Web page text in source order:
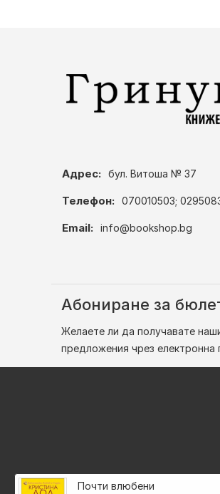
Адрес: бул. Витоша № 37
Телефон: 070010503;
Email: info@bookshop.bg
Абониране за
Желаете ли да получавате
предложения чрез електронна
Почти влюбени